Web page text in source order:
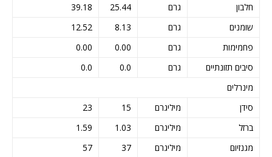
חלבון
גרם 25.44
39.18
שומנים
גרם 8.13
12.52
פחמימות
גרם 0.00
0.00
סיבים תזונתיים
גרם 0.0
0.0
מינרלים
סידן
מיליגרם 15
23
ברזל
מיליגרם 1.03
1.59
מגנזיום
מיליגרם 37
57